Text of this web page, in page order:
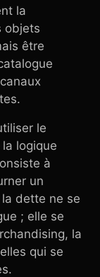
la
objets
être
le
logique
à
un
dette ne se
; elle se
la
qui se